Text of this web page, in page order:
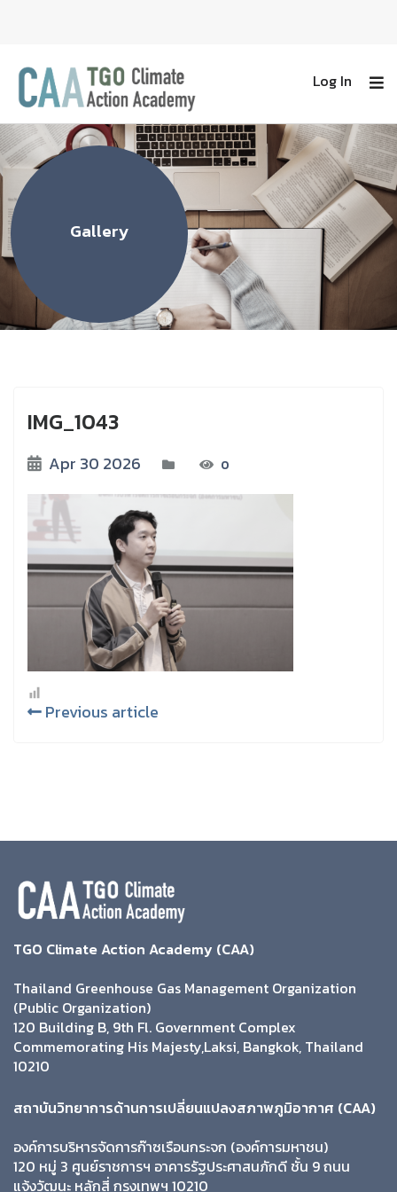
Log In
Gallery
IMG_1043
Apr 30 2026 0
Previous article
TGO Climate Action Academy (CAA)
Thailand Greenhouse Gas Management Organization
(Public Organization)
120 Building B, 9th Fl. Government Complex
Commemorating His Majesty,Laksi, Bangkok, Thailand
10210
สถาบันวิทยาการด้านการเปลี่ยนแปลงสภาพภูมิอากาศ (CAA)
องค์การบริหารจัดการก๊าซเรือนกระจก (องค์การมหาชน)
120 หมู่ 3 ศูนย์ราชการฯ อาคารรัฐประศาสนภักดี ชั้น 9 ถนน
แจ้งวัฒนะ หลักสี่ กรุงเทพฯ 10210